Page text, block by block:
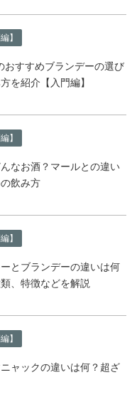
】
おすすめブランデーの選び
を紹介【入門編】
】
んなお酒？マールとの違い
飲み方
】
ーとブランデーの違いは何
、特徴などを解説
】
ャックの違いは何？超ざ